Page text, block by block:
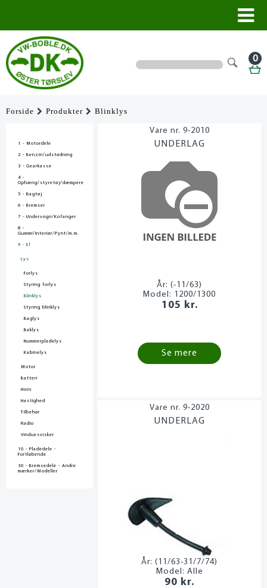
0
Forside Produkter Blinklys
1 - Motordele
2 - Benzin/udstødning
3 - Gearkasse
4 -
Ophæng/styretøj/dæmpere
5 - Bagtøj
6 - Bremser
7 - Undervogn/Kofanger
8 -
Gummi/Interiør/Pynt/m.m.
9 - El
Lys
Forlys
Styring forlys
Blinklys
Styring blinklys
Baglys
Baklys
Nummerpladelys
Kabinelys
Motor
Batteri
Horn
Hastighed
Tilbehør
Radio
Vinduesvisker
10 - Pladedele -
Fortløbende
30 - Bremsedele - Andre
mærker/Modeller
9-2010
UNDERLAG
År:(-11/63)
Model: 1200/1300
105 kr.
Se mere
9-2020
UNDERLAG
År:(11/63-31/7/74)
Model: Alle
90 kr.